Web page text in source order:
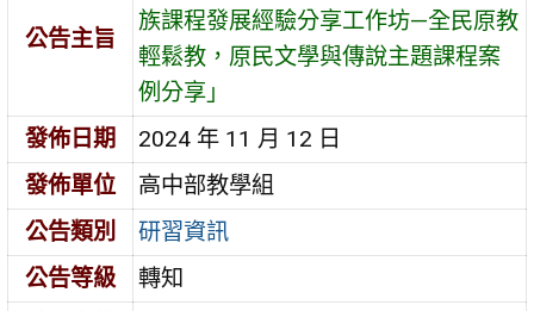
公告主旨
族課程發展經驗分享工作坊—全民原教
輕鬆教，原民文學與傳說主題課程案
例分享」
發佈日期
2024 年 11 月 12 日
發佈單位
高中部教學組
公告類別
研習資訊
公告等級
轉知